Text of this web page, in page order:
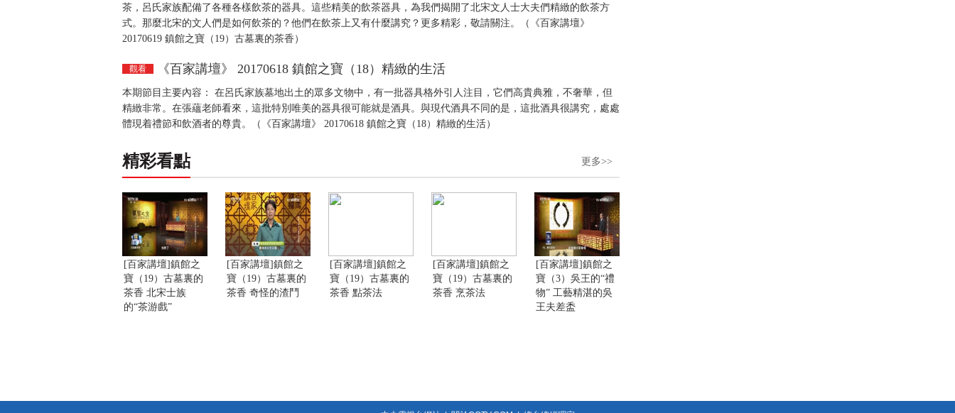
茶，呂氏家族配備了各種各樣飲茶的器具。這些精美的飲茶器具，為我們揭開了北宋文人士大夫們精緻的飲茶方
式。那麼北宋的文人們是如何飲茶的？他們在飲茶上又有什麼講究？更多精彩，敬請關注。（《百家講壇》
20170619 鎮館之寶（19）古墓裏的茶香）
觀看 《百家講壇》 20170618 鎮館之寶（18）精緻的生活
本期節目主要內容： 在呂氏家族墓地出土的眾多文物中，有一批器具格外引人注目，它們高貴典雅，不奢華，但
精緻非常。在張蘊老師看來，這批特別唯美的器具很可能就是酒具。與現代酒具不同的是，這批酒具很講究，處處
體現着禮節和飲酒者的尊貴。（《百家講壇》 20170618 鎮館之寶（18）精緻的生活）
精彩看點 更多>>
[百家講壇]鎮館之
寶（19）古墓裏的
茶香 北宋士族
的“茶游戲”
[百家講壇]鎮館之
寶（19）古墓裏的
茶香 奇怪的渣鬥
[百家講壇]鎮館之
寶（19）古墓裏的
茶香 點茶法
[百家講壇]鎮館之
寶（19）古墓裏的
茶香 烹茶法
[百家講壇]鎮館之
寶（3）吳王的“禮
物” 工藝精湛的吳
王夫差盉